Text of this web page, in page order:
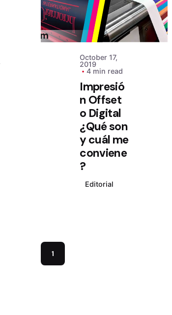
admin
October 17,
2019
4 min read
Impresió
n Offset
o Digital
¿Qué son
y cuál me
conviene
?
Editorial
1